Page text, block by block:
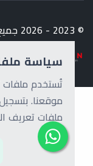
سياسة
تُستخدم ملفات
موقعنا.
ملفات تعريف